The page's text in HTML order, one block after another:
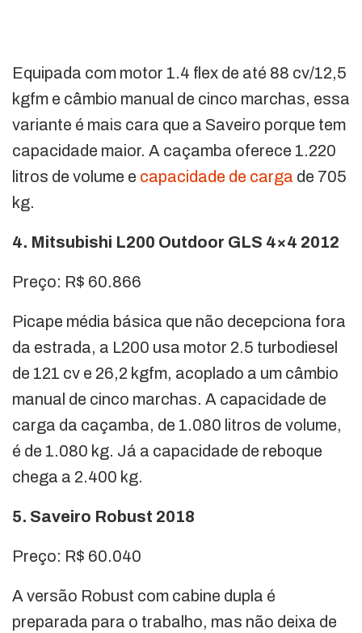
Equipada com motor 1.4 flex de até 88 cv/12,5
kgfm e câmbio manual de cinco marchas, essa
variante é mais cara que a Saveiro porque tem
capacidade maior. A caçamba oferece 1.220
litros de volume e capacidade de carga de 705
kg.
4. Mitsubishi L200 Outdoor GLS 4×4 2012
Preço: R$ 60.866
Picape média básica que não decepciona fora
da estrada, a L200 usa motor 2.5 turbodiesel
de 121 cv e 26,2 kgfm, acoplado a um câmbio
manual de cinco marchas. A capacidade de
carga da caçamba, de 1.080 litros de volume,
é de 1.080 kg. Já a capacidade de reboque
chega a 2.400 kg.
5. Saveiro Robust 2018
Preço: R$ 60.040
A versão Robust com cabine dupla é
preparada para o trabalho, mas não deixa de